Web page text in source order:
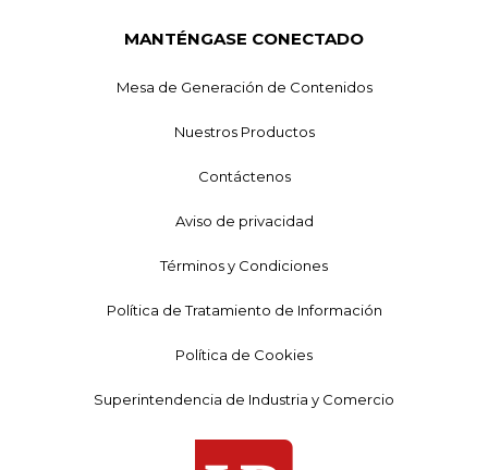
MANTÉNGASE CONECTADO
Mesa de Generación de Contenidos
Nuestros Productos
Contáctenos
Aviso de privacidad
Términos y Condiciones
Política de Tratamiento de Información
Política de Cookies
Superintendencia de Industria y Comercio